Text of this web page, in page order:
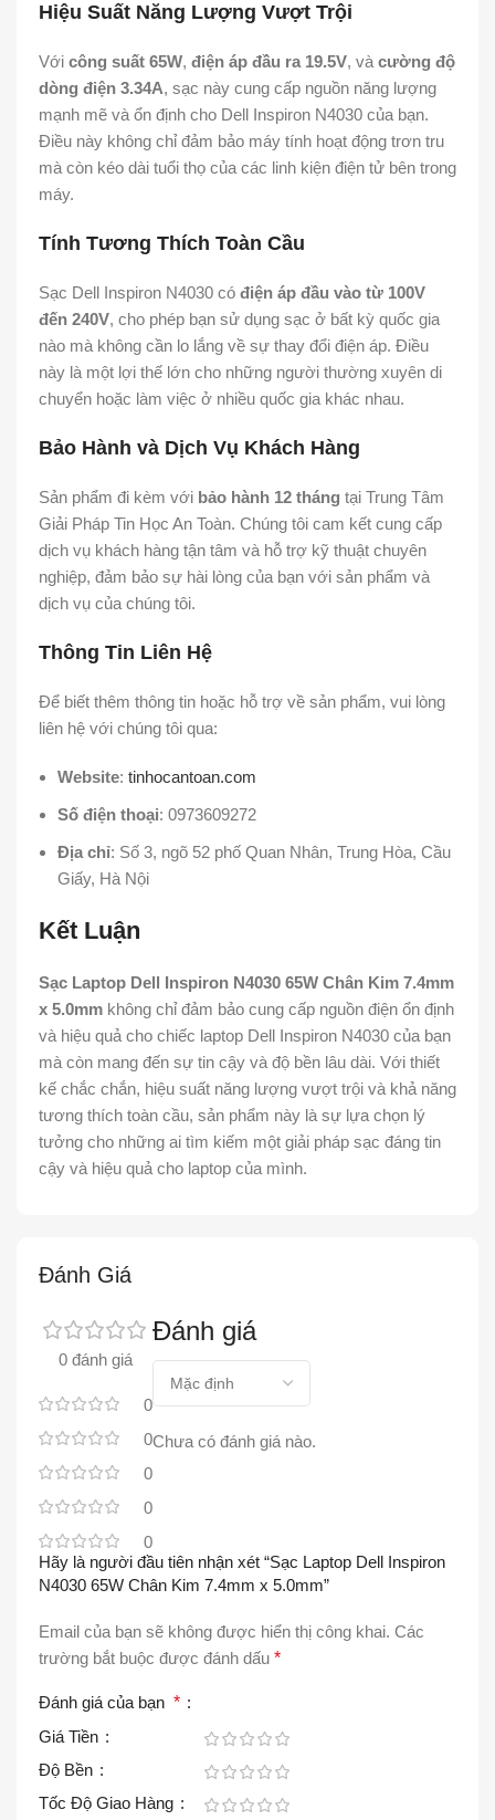
Hiệu Suất Năng Lượng Vượt Trội
Với công suất 65W, điện áp đầu ra 19.5V, và cường độ
dòng điện 3.34A, sạc này cung cấp nguồn năng lượng
mạnh mẽ và ổn định cho Dell Inspiron N4030 của bạn.
Điều này không chỉ đảm bảo máy tính hoạt động trơn tru
mà còn kéo dài tuổi thọ của các linh kiện điện tử bên trong
máy.
Tính Tương Thích Toàn Cầu
Sạc Dell Inspiron N4030 có điện áp đầu vào từ 100V
đến 240V, cho phép bạn sử dụng sạc ở bất kỳ quốc gia
nào mà không cần lo lắng về sự thay đổi điện áp. Điều
này là một lợi thế lớn cho những người thường xuyên di
chuyển hoặc làm việc ở nhiều quốc gia khác nhau.
Bảo Hành và Dịch Vụ Khách Hàng
Sản phẩm đi kèm với bảo hành 12 tháng tại Trung Tâm
Giải Pháp Tin Học An Toàn. Chúng tôi cam kết cung cấp
dịch vụ khách hàng tận tâm và hỗ trợ kỹ thuật chuyên
nghiệp, đảm bảo sự hài lòng của bạn với sản phẩm và
dịch vụ của chúng tôi.
Thông Tin Liên Hệ
Để biết thêm thông tin hoặc hỗ trợ về sản phẩm, vui lòng
liên hệ với chúng tôi qua:
Website: tinhocantoan.com
Số điện thoại: 0973609272
Địa chỉ: Số 3, ngõ 52 phố Quan Nhân, Trung Hòa, Cầu
Giấy, Hà Nội
Kết Luận
Sạc Laptop Dell Inspiron N4030 65W Chân Kim 7.4mm
x 5.0mm không chỉ đảm bảo cung cấp nguồn điện ổn định
và hiệu quả cho chiếc laptop Dell Inspiron N4030 của bạn
mà còn mang đến sự tin cậy và độ bền lâu dài. Với thiết
kế chắc chắn, hiệu suất năng lượng vượt trội và khả năng
tương thích toàn cầu, sản phẩm này là sự lựa chọn lý
tưởng cho những ai tìm kiếm một giải pháp sạc đáng tin
cậy và hiệu quả cho laptop của mình.
Đánh Giá
0 đánh giá
0
0
0
0
0
Đánh giá
Chưa có đánh giá nào.
Hãy là người đầu tiên nhận xét “Sạc Laptop Dell Inspiron
N4030 65W Chân Kim 7.4mm x 5.0mm”
Email của bạn sẽ không được hiển thị công khai. Các
trường bắt buộc được đánh dấu *
Đánh giá của bạn *
Giá Tiền
Độ Bền
Tốc Độ Giao Hàng